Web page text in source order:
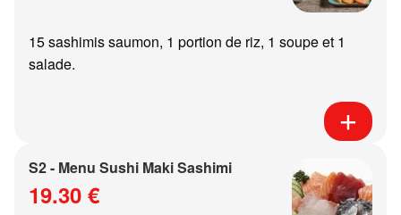
15 sashimis saumon, 1 portion de riz, 1 soupe et 1
salade.
S2 - Menu Sushi Maki Sashimi
19.30 €